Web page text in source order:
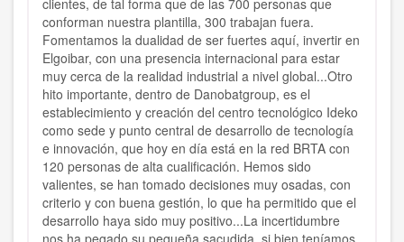
clientes, de tal forma que de las 700 personas que
conforman nuestra plantilla, 300 trabajan fuera.
Fomentamos la dualidad de ser fuertes aquí, invertir en
Elgoibar, con una presencia internacional para estar
muy cerca de la realidad industrial a nivel global...Otro
hito importante, dentro de Danobatgroup, es el
establecimiento y creación del centro tecnológico Ideko
como sede y punto central de desarrollo de tecnología
e innovación, que hoy en día está en la red BRTA con
120 personas de alta cualificación. Hemos sido
valientes, se han tomado decisiones muy osadas, con
criterio y con buena gestión, lo que ha permitido que el
desarrollo haya sido muy positivo...La incertidumbre